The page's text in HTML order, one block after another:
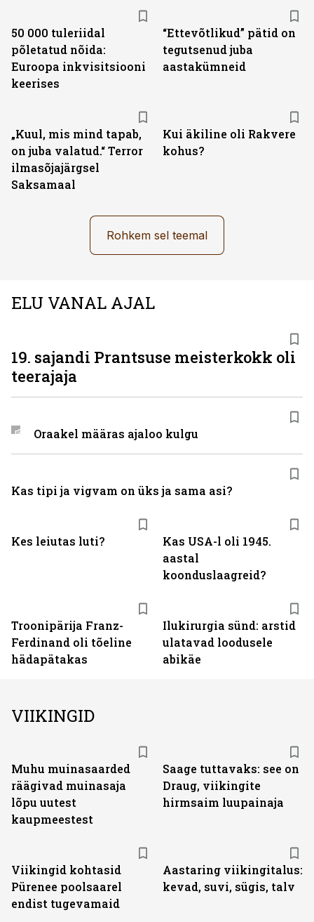
50 000 tuleriidal
põletatud nõida:
Euroopa inkvisitsiooni
keerises
“Ettevõtlikud” pätid on
tegutsenud juba
aastakümneid
„Kuul, mis mind tapab,
on juba valatud.“ Terror
ilmasõjajärgsel
Saksamaal
Kui äkiline oli Rakvere
kohus?
Rohkem sel teemal
ELU VANAL AJAL
Kes leiutas luti?
Kas USA-l oli 1945.
aastal
koonduslaagreid?
Troonipärija Franz-
Ferdinand oli tõeline
hädapätakas
Ilukirurgia sünd: arstid
ulatavad loodusele
abikäe
19. sajandi Prantsuse meisterkokk oli
teerajaja
Oraakel määras ajaloo kulgu
Kas tipi ja vigvam on üks ja sama asi?
VIIKINGID
Muhu muinasaarded
räägivad muinasaja
lõpu uutest
kaupmeestest
Saage tuttavaks: see on
Draug, viikingite
hirmsaim luupainaja
Viikingid kohtasid
Pürenee poolsaarel
endist tugevamaid
Aastaring viikingitalus:
kevad, suvi, sügis, talv